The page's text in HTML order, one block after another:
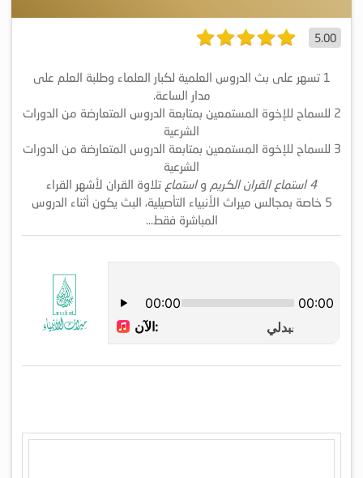
5.00
1 تسهر على بث الدروس العلمية لكبار العلماء وطلبة العلم على
مدار الساعة.
2 للسماح للإخوة المستمعين بمتابعة الدروس المتعارضة من الدورات
الشرعية
3 للسماح للإخوة المستمعين بمتابعة الدروس المتعارضة من الدورات
الشرعية
4 استماع القران الكريم
واستماع تلاوة القران لأشهر القراء
5 خاصة بمجالس ميراث الأنبياء التأصيلية، البث يكون أثناء الدروس
المباشرة فقط…